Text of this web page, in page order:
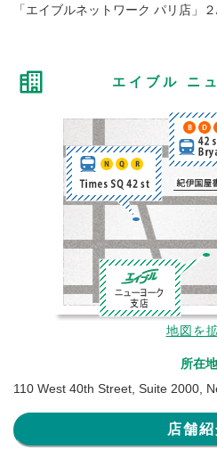
「エイブルネットワーク パリ店」
エイブル ニ
地図を
所在地
110 West 40th Street, Suite 2000,
店舗